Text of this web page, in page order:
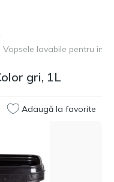
Vopsele lavabile pentru
gri, 1L
Adaugă la favorite